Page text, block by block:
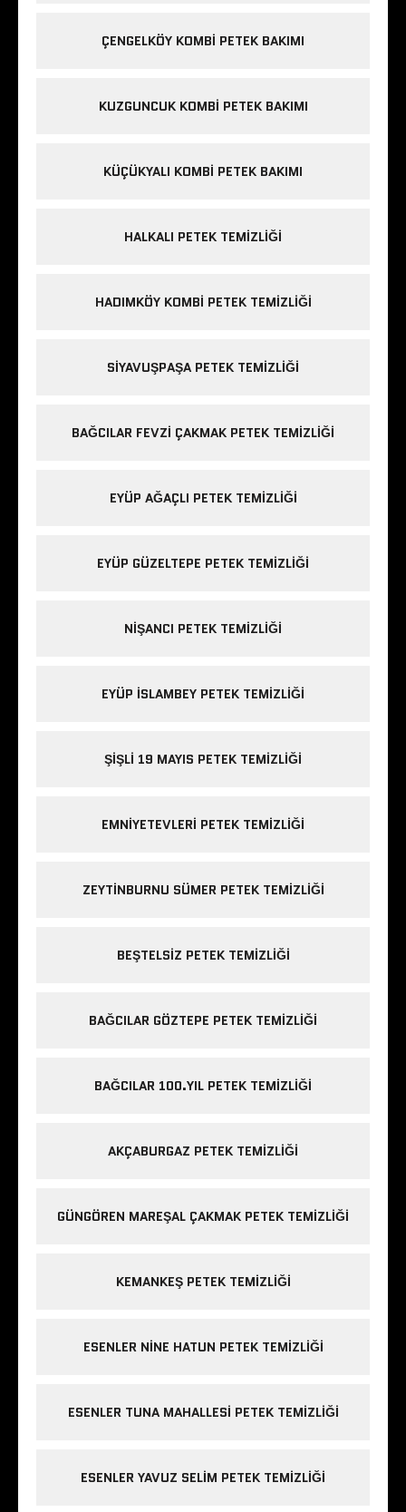
ÇENGELKÖY KOMBI PETEK BAKIMI
KUZGUNCUK KOMBI PETEK BAKIMI
KÜÇÜKYALI KOMBI PETEK BAKIMI
HALKALI PETEK TEMIZLIĞI
HADIMKÖY KOMBI PETEK TEMIZLIĞI
SIYAVUŞPAŞA PETEK TEMIZLIĞI
BAĞCILAR FEVZI ÇAKMAK PETEK TEMIZLIĞI
EYÜP AĞAÇLI PETEK TEMIZLIĞI
EYÜP GÜZELTEPE PETEK TEMIZLIĞI
NIŞANCI PETEK TEMIZLIĞI
EYÜP ISLAMBEY PETEK TEMIZLIĞI
ŞIŞLI 19 MAYIS PETEK TEMIZLIĞI
EMNIYETEVLERI PETEK TEMIZLIĞI
ZEYTINBURNU SÜMER PETEK TEMIZLIĞI
BEŞTELSIZ PETEK TEMIZLIĞI
BAĞCILAR GÖZTEPE PETEK TEMIZLIĞI
BAĞCILAR 100.YIL PETEK TEMIZLIĞI
AKÇABURGAZ PETEK TEMIZLIĞI
GÜNGÖREN MAREŞAL ÇAKMAK PETEK TEMIZLIĞI
KEMANKEŞ PETEK TEMIZLIĞI
ESENLER NINE HATUN PETEK TEMIZLIĞI
ESENLER TUNA MAHALLESI PETEK TEMIZLIĞI
ESENLER YAVUZ SELIM PETEK TEMIZLIĞI